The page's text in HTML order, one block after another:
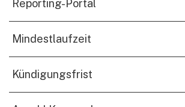
Reporting-Portal
Mindestlaufzeit
Kündigungsfrist